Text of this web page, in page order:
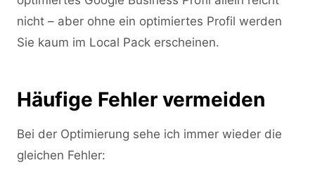
nicht – aber ohne ein optimiertes Profil werden
Sie kaum im Local Pack erscheinen.
Häufige Fehler vermeiden
Bei der Optimierung sehe ich immer wieder die
gleichen Fehler: